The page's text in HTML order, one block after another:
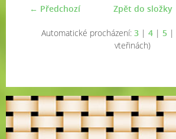
← Předchozí Zpět do složky
Automatické procházení: 3 | 4 | 5 |
vteřinách)